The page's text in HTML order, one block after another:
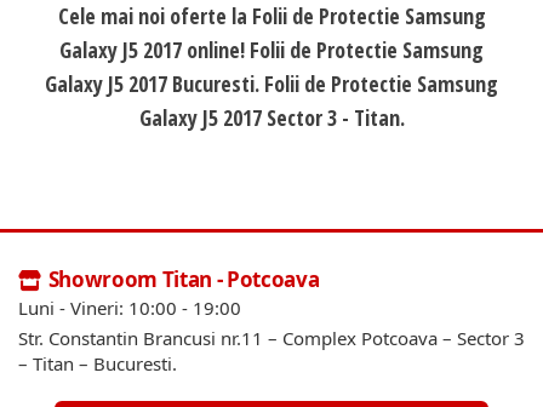
Cele mai noi oferte la Folii de Protectie Samsung
Galaxy J5 2017 online! Folii de Protectie Samsung
Galaxy J5 2017 Bucuresti. Folii de Protectie Samsung
Galaxy J5 2017 Sector 3 - Titan.
Showroom Titan - Potcoava
Luni - Vineri: 10:00 - 19:00
Str. Constantin Brancusi nr.11 – Complex Potcoava – Sector 3
– Titan – Bucuresti.